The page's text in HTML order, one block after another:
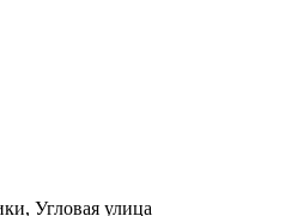
Угловая улица